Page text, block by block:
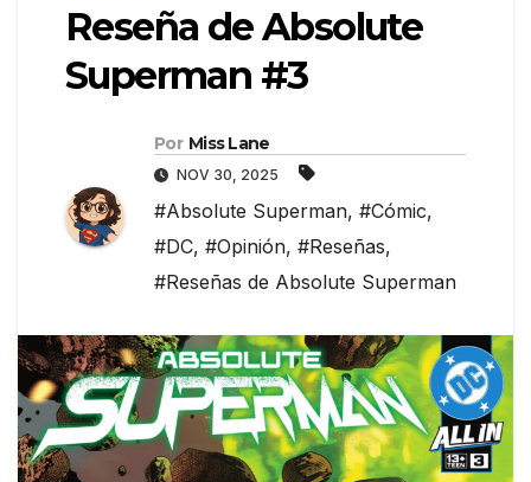
Reseña de Absolute
Superman #3
Por Miss Lane
NOV 30, 2025
#Absolute Superman, #Cómic,
#DC, #Opinión, #Reseñas,
#Reseñas de Absolute Superman